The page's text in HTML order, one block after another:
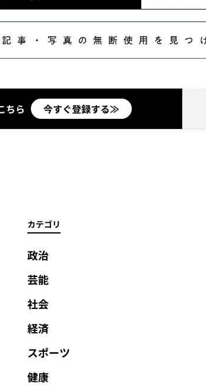
ちら 今すぐ登録する≫
カテゴリ
政治
芸能
社会
経済
スポーツ
健康